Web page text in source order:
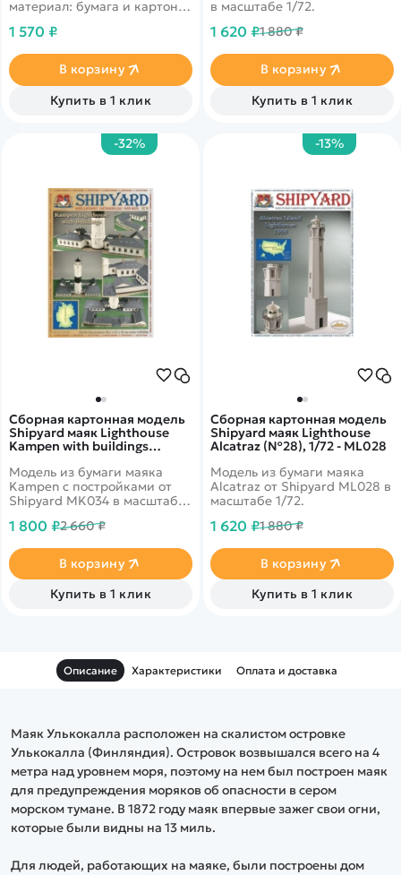
материал: бумага и картон.
однопалубный корабль,
большие расстояния на
выскоих скоростях. Был
активно используемый в
конце 18 века и участовал в
французского флота.
1 570 ₽
В корзину
Купить в 1 клик
в масштабе 1/72.
1 620 ₽1 880 ₽
В корзину
Купить в 1 клик
-32%
Сборная картонная модель
Shipyard маяк Lighthouse
Kampen with buildings
Модель из бумаги маяка
Kampen с постройками от
Shipyard MK034 в масштабе
1 800 ₽2 660 ₽
В корзину
Купить в 1 клик
-13%
Сборная картонная модель
Shipyard маяк Lighthouse
Alcatraz (№28), 1/72 - ML028
Модель из бумаги маяка
Alcatraz от Shipyard ML028 в
масштабе 1/72.
1 620 ₽1 880 ₽
В корзину
Купить в 1 клик
Описание Характеристики Оплата и доставка
Маяк Улькокалла расположен на скалистом островке
Улькокалла (Финляндия). Островок возвышался всего на 4
метра над уровнем моря, поэтому на нем был построен маяк
для предупреждения моряков об опасности в сером
морском тумане. В 1872 году маяк впервые зажег свои огни,
которые были видны на 13 миль.
Для людей, работающих на маяке, были построены дом